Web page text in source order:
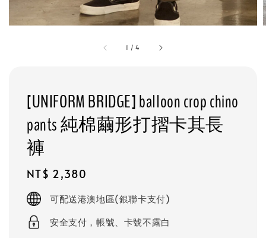
1 /4
[UNIFORM BRIDGE] balloon crop chino
pants 純棉繭形打摺卡其長
褲
Regular
price
NT$ 2,380
可配送港澳地區(銀聯卡支付)
安全支付，帳號、卡號不露白